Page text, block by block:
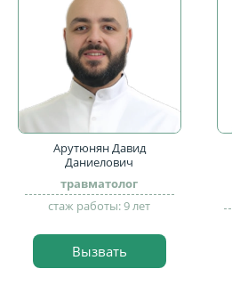
Арутюнян Давид
Даниелович
травматолог
стаж работы: 9 лет
Вызвать